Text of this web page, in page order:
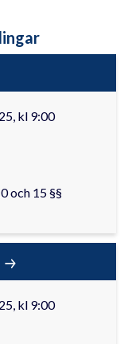
kl 9:00
och 15 §§
kl 9:00